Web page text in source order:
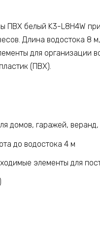
ПВХ белый K3-L8H4W
Длина водостока 8
для организации
(ПВХ).
домов, гаражей,
до водостока 4 м
элементы для